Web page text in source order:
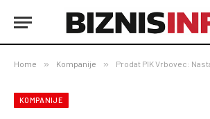
Home » Kompanije » Prodat PIK Vrbovec: Nastaje
KOMPANIJE